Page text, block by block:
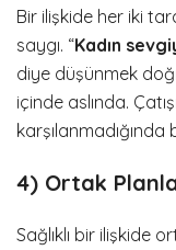
Bir ilişkide her iki
saygı. “Kadın
diye düşünmek
içinde aslında.
karşılanmadığında
4) Ortak
Sağlıklı bir ilişkide